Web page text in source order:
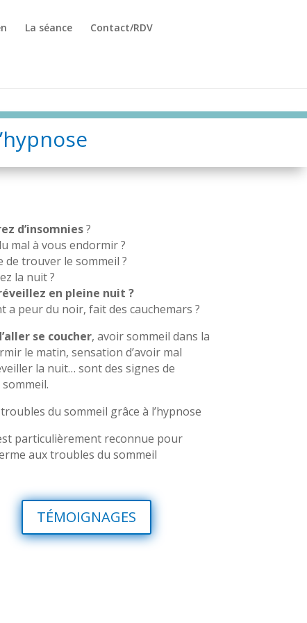
La séance Contact/RDV
d’insomnies?
mal à vous endormir ?
de trouver le sommeil ?
la nuit ?
en pleine nuit ?
a peur du noir, fait des cauchemars ?
se coucher, avoir sommeil dans la
le matin, sensation d’avoir mal
la nuit… sont des signes de
du sommeil grâce à l’hypnose
particulièrement reconnue pour
aux troubles du sommeil
TÉMOIGNAGES